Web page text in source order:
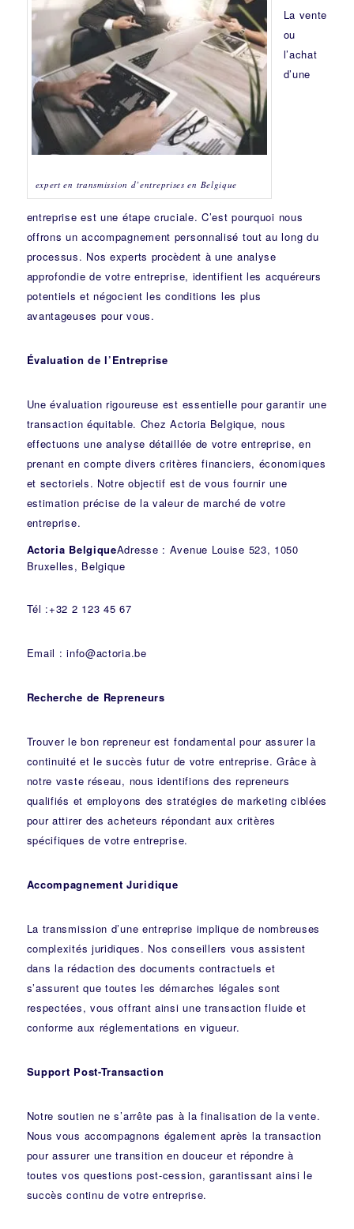
expert en transmission d’entreprises en Belgique
La vente
ou
l’achat
d’une
entreprise est une étape cruciale. C’est pourquoi nous
offrons un accompagnement personnalisé tout au long du
processus. Nos experts procèdent à une analyse
approfondie de votre entreprise, identifient les acquéreurs
potentiels et négocient les conditions les plus
avantageuses pour vous.
Évaluation de l’Entreprise
Une évaluation rigoureuse est essentielle pour garantir une
transaction équitable. Chez Actoria Belgique, nous
effectuons une analyse détaillée de votre entreprise, en
prenant en compte divers critères financiers, économiques
et sectoriels. Notre objectif est de vous fournir une
estimation précise de la valeur de marché de votre
entreprise.
Actoria BelgiqueAdresse : Avenue Louise 523, 1050
Bruxelles, Belgique
Tél :+32 2 123 45 67
Email : info@actoria.be
Recherche de Repreneurs
Trouver le bon repreneur est fondamental pour assurer la
continuité et le succès futur de votre entreprise. Grâce à
notre vaste réseau, nous identifions des repreneurs
qualifiés et employons des stratégies de marketing ciblées
pour attirer des acheteurs répondant aux critères
spécifiques de votre entreprise.
Accompagnement Juridique
La transmission d’une entreprise implique de nombreuses
complexités juridiques. Nosconseillers vous assistent
dans la rédaction des documents contractuels et
s’assurent que toutes les démarches légales sont
respectées, vous offrant ainsi une transaction fluide et
conforme aux réglementations en vigueur.
Support Post-Transaction
Notre soutien ne s’arrête pas à la finalisation de la vente.
Nous vous accompagnons également après la transaction
pour assurer une transition en douceur et répondre à
toutes vos questions post-cession, garantissant ainsi le
succès continu de votre entreprise.